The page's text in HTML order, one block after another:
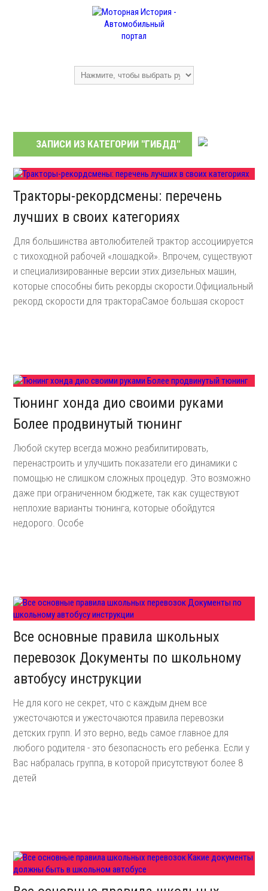
ЗАПИСИ ИЗ КАТЕГОРИИ "ГИБДД"
Тракторы-рекордсмены: перечень
лучших в своих категориях
Для большинства автолюбителей трактор ассоциируется
с тихоходной рабочей «лошадкой». Впрочем, существуют
и специализированные версии этих дизельных машин,
которые способны бить рекорды скорости.Официальный
рекорд скорости для трактораСамое большая скорост
Тюнинг хонда дио своими руками
Более продвинутый тюнинг
Любой скутер всегда можно реабилитировать,
перенастроить и улучшить показатели его динамики с
помощью не слишком сложных процедур. Это возможно
даже при ограниченном бюджете, так как существуют
неплохие варианты тюнинга, которые обойдутся
недорого. Особе
Все основные правила школьных
перевозок Документы по школьному
автобусу инструкции
Не для кого не секрет, что с каждым днем все
ужесточаются и ужесточаются правила перевозки
детских групп. И это верно, ведь самое главное для
любого родителя - это безопасность его ребенка. Если у
Вас набралась группа, в которой присутствуют более 8
детей